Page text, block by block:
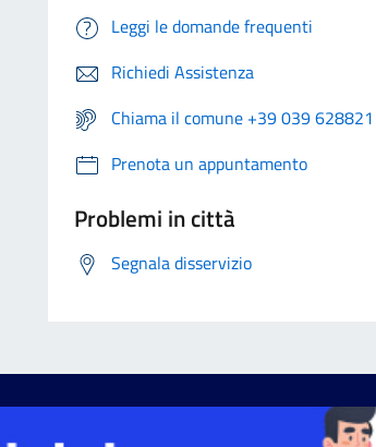
Leggi le domande frequenti
Richiedi Assistenza
Chiama il comune +39 039 628821
Prenota un appuntamento
Problemi in città
Segnala disservizio